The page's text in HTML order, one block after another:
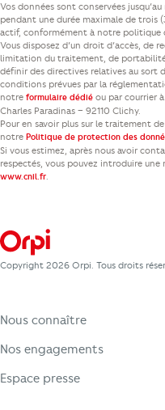
Vos données sont conservées
pendant une durée maximale de
actif, conformément à notre politique
Vous disposez d’un droit d’accès, de
limitation du traitement, de
définir des directives relatives au sort
conditions prévues par la
notre formulaire dédié ou par courrier
Charles Paradinas – 92110 Clichy.
Pour en savoir plus sur le traitement
notre Politique de protection des
Si vous estimez, après nous avoir
respectés, vous pouvez introduire une
www.cnil.fr.
Copyright 2026 Orpi. Tous droits
Nous connaître
Nos engagements
Espace presse